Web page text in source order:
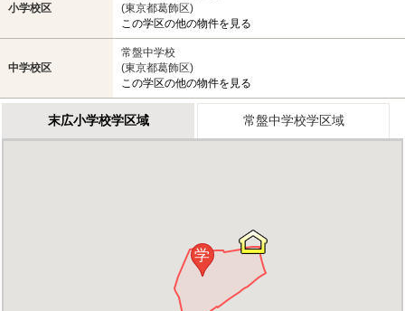
小学校区
(東京都葛飾区)
この学区の他の物件を見る
中学校区
常盤中学校
(東京都葛飾区)
この学区の他の物件を見る
末広小学校学区域 常盤中学校学区域
学